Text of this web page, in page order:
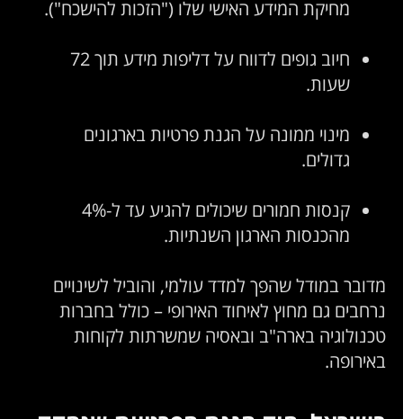
מחיקת המידע האישי שלו ("הזכות להישכח").
חיוב גופים לדווח על דליפות מידע תוך 72
שעות.
מינוי ממונה על הגנת פרטיות בארגונים
גדולים.
קנסות חמורים שיכולים להגיע עד ל-4%
מהכנסות הארגון השנתיות.
במודל שהפך למדד עולמי, והוביל לשינויים
גם מחוץ לאיחוד האירופי – כולל בחברות
בארה"ב ובאסיה שמשרתות לקוחות